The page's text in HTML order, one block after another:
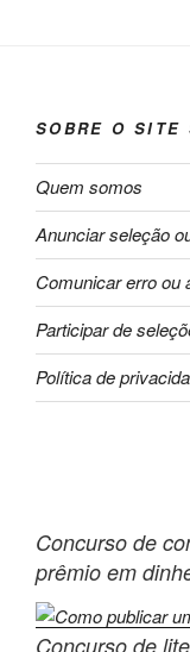
SOBRE O SITE
Quem somos
Anunciar seleção
Comunicar erro ou
Participar de
Política de
Concurso de
prêmio em
Concurso de